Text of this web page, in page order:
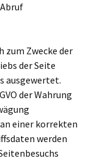
zum Zwecke der
der Seite
ausgewertet.
der Wahrung
einer korrekten
werden